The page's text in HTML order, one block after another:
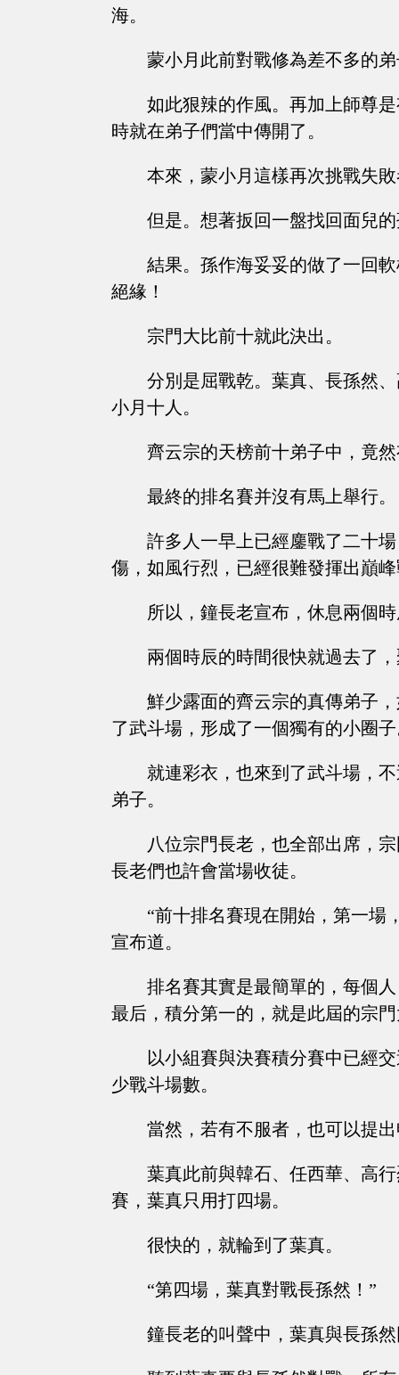
海。
蒙小月此前對戰修為差不多的
如此狠辣的作風。再加上師尊
時就在弟子們當中傳開了。
本來，蒙小月這樣再次挑戰失
但是。想著扳回一盤找回面兒
結果。孫作海妥妥的做了一回
絕緣！
宗門大比前十就此決出。
分別是屈戰乾。葉真、長孫然
小月十人。
齊云宗的天榜前十弟子中，竟
最終的排名賽并沒有馬上舉行。
許多人一早上已經鏖戰了二十
傷，如風行烈，已經很難發揮出巔
所以，鐘長老宣布，休息兩個
兩個時辰的時間很快就過去了
鮮少露面的齊云宗的真傳弟子
了武斗場，形成了一個獨有的小圈
就連彩衣，也來到了武斗場，
弟子。
八位宗門長老，也全部出席，
長老們也許會當場收徒。
“前十排名賽現在開始，第一場
宣布道。
排名賽其實是最簡單的，每個
最后，積分第一的，就是此屆的宗
以小組賽與決賽積分賽中已經
少戰斗場數。
當然，若有不服者，也可以提
葉真此前與韓石、任西華、高
賽，葉真只用打四場。
很快的，就輪到了葉真。
“第四場，葉真對戰長孫然！”
鐘長老的叫聲中，葉真與長孫